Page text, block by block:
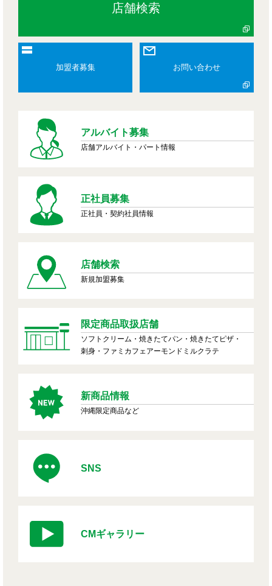
店舗検索
加盟者募集 お問い合わせ
アルバイト募集
店舗アルバイト・パート情報
正社員募集
正社員・契約社員情報
店舗検索
新規加盟募集
限定商品取扱店舗
ソフトクリーム・焼きたてパン・焼きたてピザ・
刺身・ファミカフェアーモンドミルクラテ
新商品情報
沖縄限定商品など
SNS
CMギャラリー